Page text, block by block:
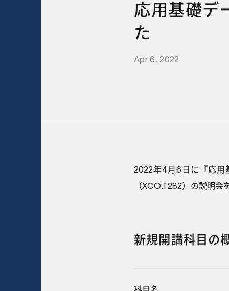
応用基礎デ
た
Apr 6, 2022
2022年4月6日に『応用
（XCO.T282）の説明会
新規開講科目の